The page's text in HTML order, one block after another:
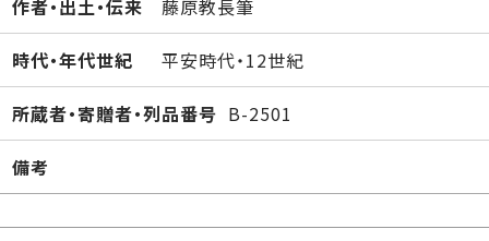
作者・出土・伝来 藤原教長筆
時代・年代世紀 平安時代・12世紀
所蔵者・寄贈者・列品番号 B-2501
備考